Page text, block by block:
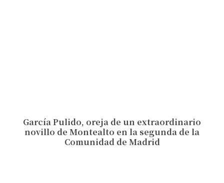
García Pulido, oreja de un extraordinario
novillo de Montealto en la segunda de la
Comunidad de Madrid